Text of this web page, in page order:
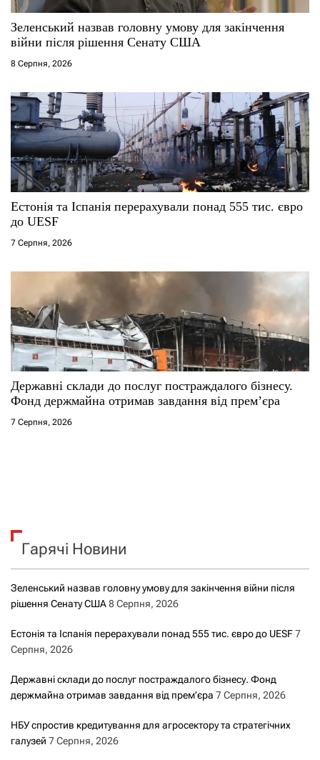
Зеленський назвав головну умову для закінчення
війни після рішення Сенату США
8 Серпня, 2026
Естонія та Іспанія перерахували понад 555 тис. євро
до UESF
7 Серпня, 2026
Державні склади до послуг постраждалого бізнесу.
Фонд держмайна отримав завдання від прем’єра
7 Серпня, 2026
Гарячі Новини
Зеленський назвав головну умову для закінчення війни після
рішення Сенату США8 Серпня, 2026
Естонія та Іспанія перерахували понад 555 тис. євро до UESF7
Серпня, 2026
Державні склади до послуг постраждалого бізнесу. Фонд
держмайна отримав завдання від прем’єра 7 Серпня, 2026
НБУ спростив кредитування для агросектору та стратегічних
галузей 7 Серпня, 2026